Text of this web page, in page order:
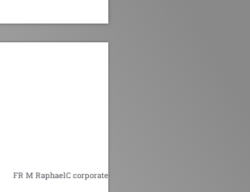
FR M RaphaelC corporate